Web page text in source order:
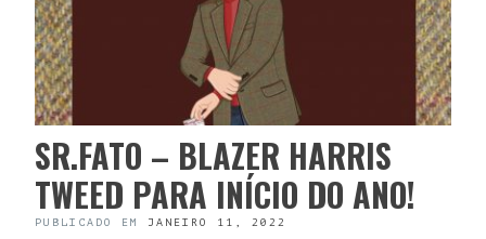
SR.FATO – BLAZER HARRIS
TWEED PARA INÍCIO DO ANO!
PUBLICADO EM JANEIRO 11, 2022